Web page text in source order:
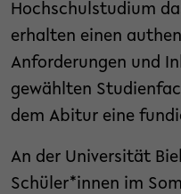
Hochschulstudium
erhalten einen
Anforderungen und
gewählten
dem Abitur eine
An der Universität
Schüler*innen im